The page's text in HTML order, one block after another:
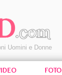
Uomini e Donne
FOTO